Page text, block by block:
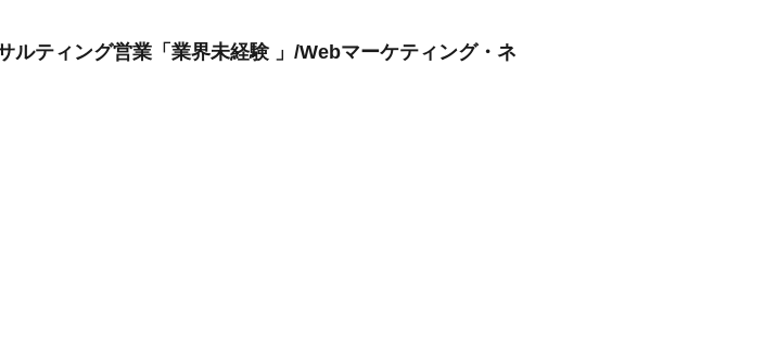
ルティング営業「業界未経験 ️」/Webマーケティング・ネ